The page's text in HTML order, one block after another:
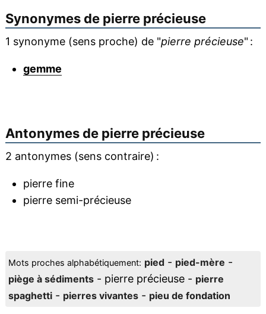
Synonymes de pierre précieuse
1 synonyme (sens proche) de "pierre précieuse" :
gemme
Antonymes de pierre précieuse
2 antonymes (sens contraire) :
pierre fine
pierre semi-précieuse
Mots proches alphabétiquement: pied- pied-mère -
piège à sédiments- pierre précieuse - pierre
spaghetti- pierres vivantes- pieu de fondation